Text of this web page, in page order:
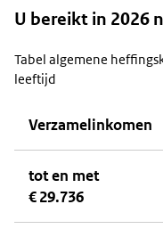
U bereikt in 2026
Tabel algemene
leeftijd
Verzamelinkomen
tot en met
€ 29.736